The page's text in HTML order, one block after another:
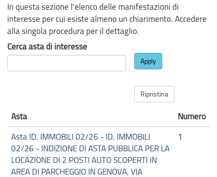
In questa sezione l'elenco delle manifestazioni di
interesse per cui esiste almeno un chiarimento. Accedere
alla singola procedura per il dettaglio.
Cerca asta di interesse
Apply
Ripristina
Asta
Numero
Asta ID. IMMOBILI 02/26 - ID. IMMOBILI
02/26 - INDIZIONE DI ASTA PUBBLICA PER LA
LOCAZIONE DI 2 POSTI AUTO SCOPERTI IN
AREA DI PARCHEGGIO IN GENOVA, VIA
1